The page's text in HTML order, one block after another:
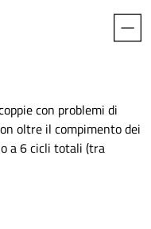
con problemi di
oltre il compimento dei
a 6 cicli totali (tra